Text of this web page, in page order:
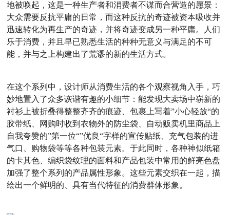
地被唤起，这是一种生产者和消费者不谋而合营造的愿景：
大众需要反抗平庸的日常，而这种反抗的奇迹被资本吸收并
迅速转化为再生产的奇迹，并将奇迹变成另一种平庸。人们
乐于消费，并且早已熟悉生活的种种无意义与满足的不可
能，并与之上构建出了荒谬的新的生活方式。
在这个系列中，设计师从消费生活的各个观察视角入手，巧
妙地置入了众多诙谐有趣的小细节：能发现大卖场中崭新的
衬衫上被折叠得整整齐齐的痕迹、包裹上写着”小心轻放“的
胶带纸、网购时收到衣物外的防尘袋、自动贩卖机里商品上
自我夸赞的”第一位“”优良“字样的宣传贴纸、充气包装的进
气口、购物袋等等各种包装元素。于此同时，各种神似纸箱
的卡其色、编织袋纹理的面料和产品包装中常用的鲜亮色盘
加强了整个系列的产品属性形象。这些元素交织在一起，描
绘出一个鲜明的、具有当代特征的消费群体形象。